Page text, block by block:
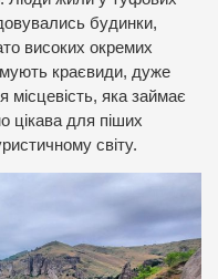
будинки,
високих окремих
краєвиди, дуже
місцевість, яка займає
цікава для піших
світу.